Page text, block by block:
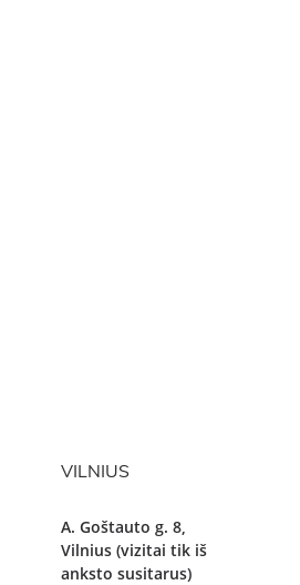
VILNIUS
A. Goštauto g. 8,
Vilnius (vizitai tik iš
anksto susitarus)